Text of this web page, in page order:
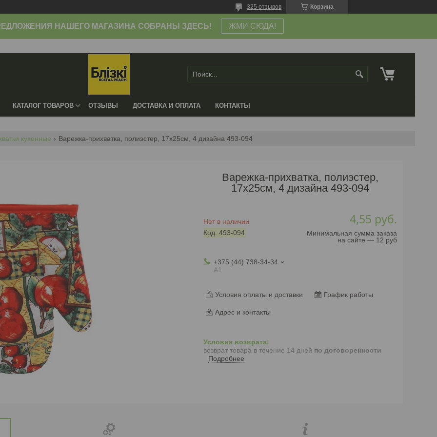
Корзина
325 отзывов
НАШЕГО МАГАЗИНА СОБРАНЫ ЗДЕСЬ! ЖМИ СЮДА!
КАТАЛОГ ТОВАРОВ ОТЗЫВЫ ДОСТАВКА И ОПЛАТА КОНТАКТЫ
кухонные Варежка-прихватка, полиэстер, 17х25см, 4 дизайна 493-094
Варежка-прихватка, полиэстер,
17х25см, 4 дизайна 493-094
Нет в наличии
Код: 493-094
4,55 руб.
Минимальная сумма заказа
на сайте — 12 руб
+375 (44) 738-34-34
А1
Условия оплаты и доставки График работы
Адрес и контакты
возврат товара в течение 14 дней по договоренности
Подробнее